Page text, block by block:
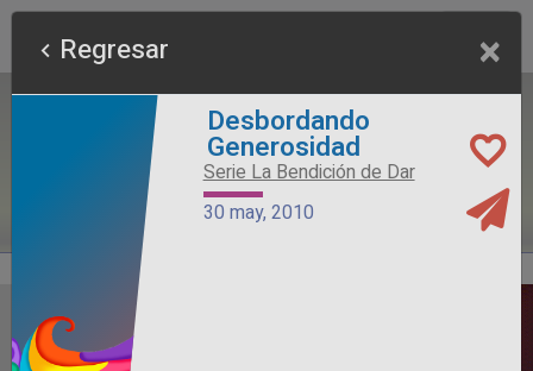
Regresar ×
Desbordando
Generosidad
Serie La Bendición de Dar
30 may, 2010